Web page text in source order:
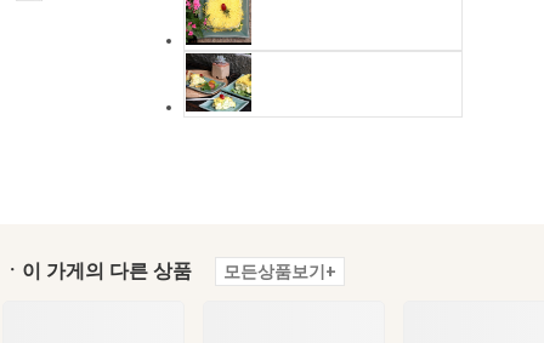
ㆍ이 가게의 다른 상품 모든상품보기+